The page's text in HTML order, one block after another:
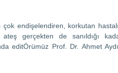
endişelendiren, korkutan
gerçekten de sanıldığı
editÖrümüz Prof. Dr. Ahmet